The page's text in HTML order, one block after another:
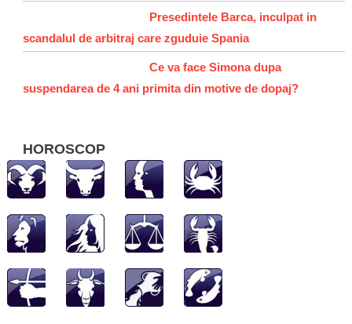
Presedintele Barca, inculpat in
scandalul de arbitraj care zguduie Spania
Ce va face Simona dupa
suspendarea de 4 ani primita din motive de dopaj?
HOROSCOP